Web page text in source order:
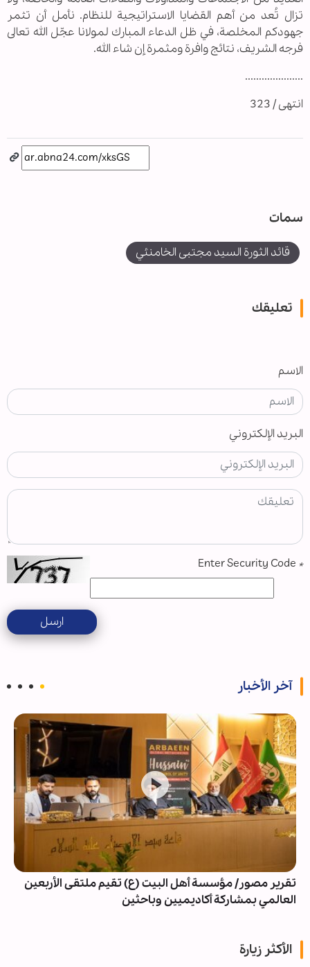
تزال تُعد من أهم القضايا الاستراتيجية للنظام. نأمل أن تثمر
جهودكم المخلصة، في ظل الدعاء المبارك لمولانا عجّل الله تعالى
فرجه الشريف، نتائج وافرة ومثمرة إن شاء الله.
.....................
انتهى / 323
سمات
قائد الثورة السيد مجتبى الخامنئي
تعليقك
الاسم
البريد الإلكتروني
*
ارسل
آخر الأخبار
تقرير مصور/ مؤسسة أهل البيت (ع) تقيم ملتقى الأربعين
العالمي بمشاركة أكاديميين وباحثين
الأكثر زيارة